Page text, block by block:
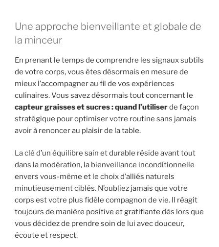
Une approche bienveillante et globale de
la minceur
En prenant le temps de comprendre les signaux subtils
de votre corps, vous êtes désormais en mesure de
mieux l’accompagner au fil de vos expériences
culinaires. Vous savez désormais tout concernant le
capteur graisses et sucres : quand l’utiliserde façon
stratégique pour optimiser votre routine sans jamais
avoir à renoncer au plaisir de la table.
La clé d’un équilibre sain et durable réside avant tout
dans la modération, la bienveillance inconditionnelle
envers vous-même et le choix d’alliés naturels
minutieusement ciblés. N’oubliez jamais que votre
corps est votre plus fidèle compagnon de vie. Il réagit
toujours de manière positive et gratifiante dès lors que
vous décidez de prendre soin de lui avec douceur,
écoute et respect.